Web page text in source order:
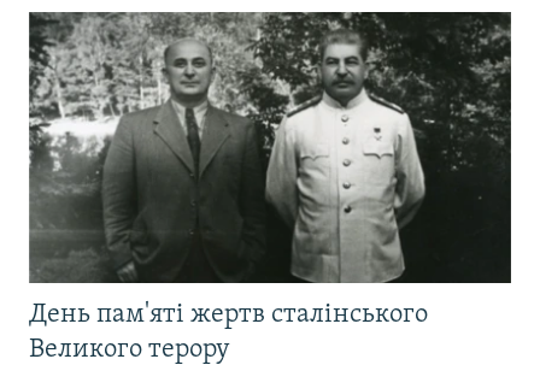
День пам'яті жертв сталінського
Великого терору